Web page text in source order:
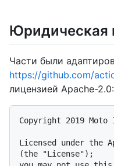
Юридическая
Части были
https://github.com/
лицензией Apache-2.0:
Copyright 2019 Moto
Licensed under the
(the "License");